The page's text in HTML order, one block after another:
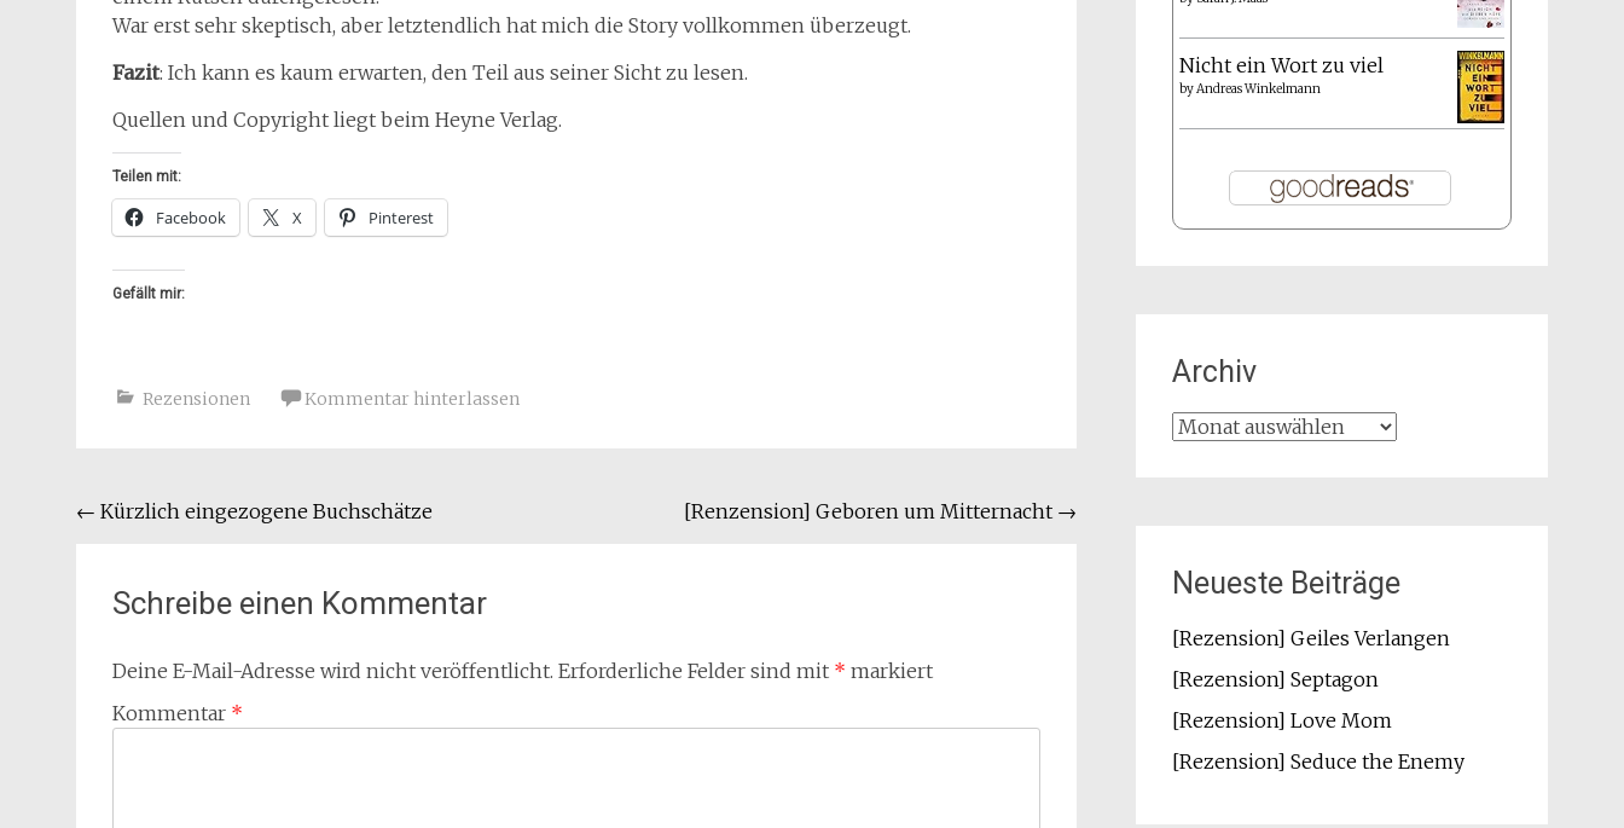
War erst sehr skeptisch, aber letztendlich hat mich die Story vollkommen überzeugt.
Fazit: Ich kann es kaum erwarten, den Teil aus seiner Sicht zu lesen.
Quellen und Copyright liegt beim Heyne Verlag.
Teilen mit:
Facebook X Pinterest
Gefällt mir:
Rezensionen Kommentar hinterlassen
Beitragsnavigation
← Kürzlich eingezogene Buchschätze [Renzension] Geboren um Mitternacht →
Schreibe einen Kommentar
Deine E-Mail-Adresse wird nicht veröffentlicht. Erforderliche Felder sind mit * markiert
Kommentar *
Nicht ein Wort zu viel
byAndreas Winkelmann
Archiv
Archiv
Neueste Beiträge
[Rezension] Geiles Verlangen
[Rezension] Septagon
[Rezension] Love Mom
[Rezension] Seduce the Enemy